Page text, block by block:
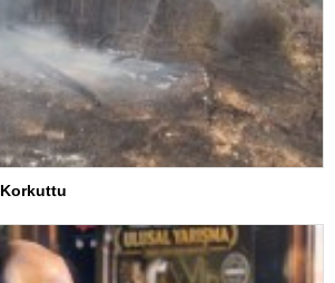
Korkuttu